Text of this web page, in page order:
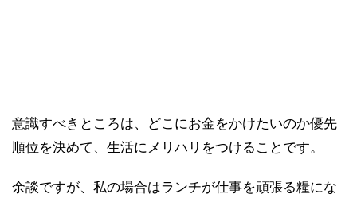
意識すべきところは、どこにお金をかけたいのか優先
順位を決めて、生活にメリハリをつけることです。
余談ですが、私の場合はランチが仕事を頑張る糧にな